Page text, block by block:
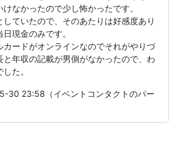
なかったので少し怖かったです。
ていたので、そのあたりは好感度あり
現金のみです。
カードがオンラインなのでそれがやりづ
と年収の記載が男側がなかったので、わ
た。
30 23:58（イベントコンタクトのパー